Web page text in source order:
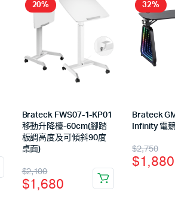
20%
Brateck FWS07-1-KP01
移動升降檯-60cm(腳踏
板調高度及可傾斜90度
桌面)
$2,100
$1,680
32%
Brateck
Infinity 電
$2,750
$1,880